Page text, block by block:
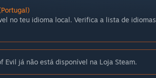
no teu idioma local. Verifica a lista de
Evil já não está disponível na Loja Steam.